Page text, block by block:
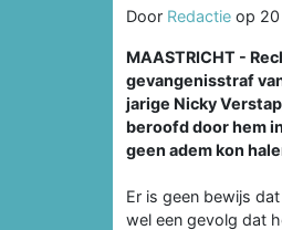
Door Redactie op
MAASTRICHT -
gevangenisstraf
jarige Nicky
beroofd door hem
geen adem kon
Er is geen bewijs
wel een gevolg dat